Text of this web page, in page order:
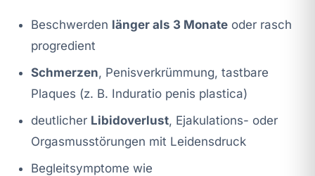
Beschwerden länger als 3 Monate oder rasch
progredient
Schmerzen, Penisverkrümmung, tastbare
Plaques (z. B. Induratio penis plastica)
deutlicher Libidoverlust, Ejakulations- oder
Orgasmusstörungen mit Leidensdruck
Begleitsymptome wie